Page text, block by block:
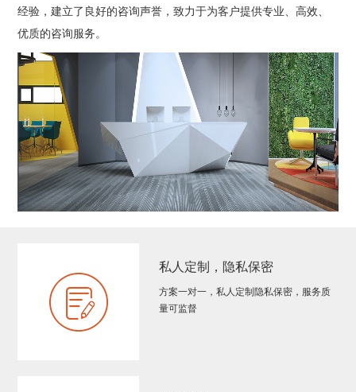
经验，建立了良好的咨询声誉，致力于为客户提供专业、高效、
优质的咨询服务。
私人定制，隐私保密
方案一对一，私人定制隐私保密，服务质
量可监督